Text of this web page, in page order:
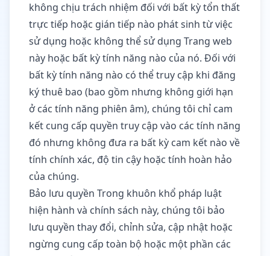
không chịu trách nhiệm đối với bất kỳ tổn thất
trực tiếp hoặc gián tiếp nào phát sinh từ việc
sử dụng hoặc không thể sử dụng Trang web
này hoặc bất kỳ tính năng nào của nó. Đối với
bất kỳ tính năng nào có thể truy cập khi đăng
ký thuê bao (bao gồm nhưng không giới hạn
ở các tính năng phiên âm), chúng tôi chỉ cam
kết cung cấp quyền truy cập vào các tính năng
đó nhưng không đưa ra bất kỳ cam kết nào về
tính chính xác, độ tin cậy hoặc tính hoàn hảo
của chúng.
Bảo lưu quyền Trong khuôn khổ pháp luật
hiện hành và chính sách này, chúng tôi bảo
lưu quyền thay đổi, chỉnh sửa, cập nhật hoặc
ngừng cung cấp toàn bộ hoặc một phần các